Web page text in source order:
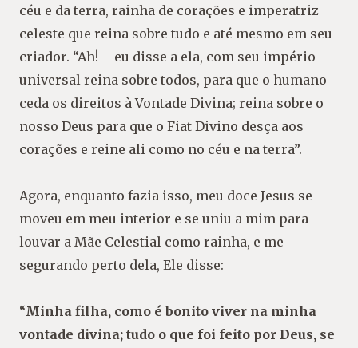
céu e da terra, rainha de corações e imperatriz
celeste que reina sobre tudo e até mesmo em seu
criador. “Ah! – eu disse a ela, com seu império
universal reina sobre todos, para que o humano
ceda os direitos à Vontade Divina; reina sobre o
nosso Deus para que o Fiat Divino desça aos
corações e reine ali como no céu e na terra”.
Agora, enquanto fazia isso, meu doce Jesus se
moveu em meu interior e se uniu a mim para
louvar a Mãe Celestial como rainha, e me
segurando perto dela, Ele disse:
“Minha filha, como é bonito viver na minha
vontade divina; tudo o que foi feito por Deus, se